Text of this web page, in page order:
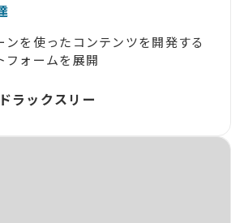
ンを使ったコンテンツを開発する
フォームを展開
ラックスリー